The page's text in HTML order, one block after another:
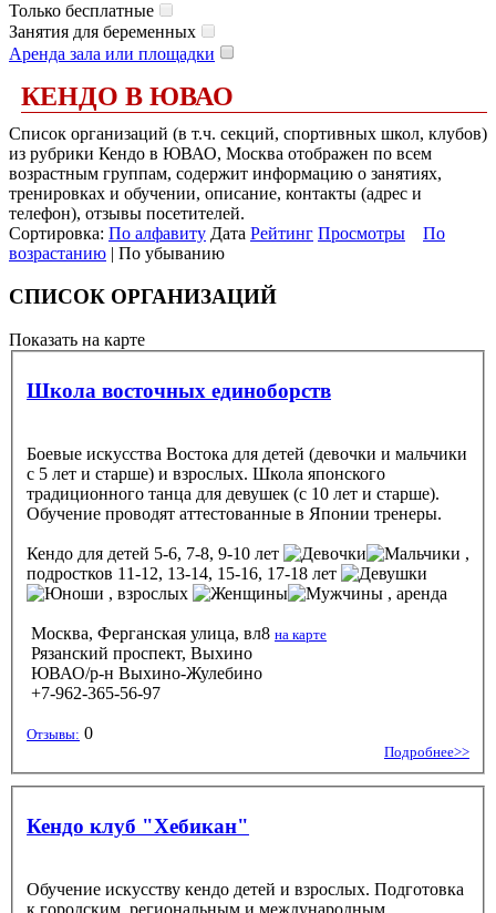
Только бесплатные
Занятия для беременных
Аренда зала или площадки
КЕНДО В ЮВАО
Список организаций (в т.ч. секций, спортивных школ, клубов)
из рубрики Кендо в ЮВАО, Москва отображен по всем
возрастным группам, содержит информацию о занятиях,
тренировках и обучении, описание, контакты (адрес и
телефон), отзывы посетителей.
Сортировка: По алфавиту Дата Рейтинг Просмотры
По
возрастанию | По убыванию
СПИСОК ОРГАНИЗАЦИЙ
Показать на карте
Школа восточных единоборств
Боевые искусства Востока для детей (девочки и мальчики
с 5 лет и старше) и взрослых. Школа японского
традиционного танца для девушек (с 10 лет и старше).
Обучение проводят аттестованные в Японии тренеры.
Кендо для детей 5-6, 7-8, 9-10 лет
,
подростков 11-12, 13-14, 15-16, 17-18 лет
, взрослых
, аренда
Москва, Ферганская улица, вл8 на карте
Рязанский проспект, Выхино
ЮВАО/р-н Выхино-Жулебино
+7-962-365-56-97
Отзывы: 0
Подробнее>>
Кендо клуб "Хебикан"
Обучение искусству кендо детей и взрослых. Подготовка
к городским, региональным и международным